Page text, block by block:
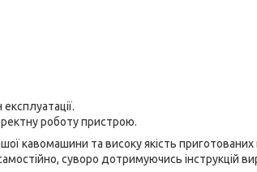
роботу пристрою.
кавомашини та високу якість приготованих
суворо дотримуючись інструкцій